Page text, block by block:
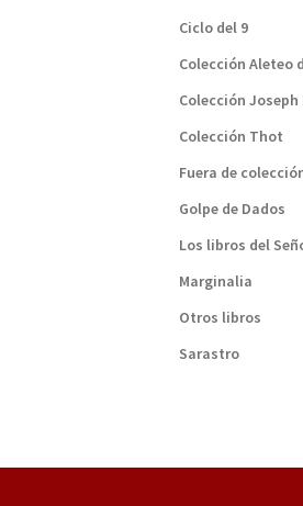
Ciclo del 9
Colección Aleteo
Colección Joseph
Colección Thot
Fuera de
Golpe de Dados
Los libros del
Marginalia
Otros libros
Sarastro